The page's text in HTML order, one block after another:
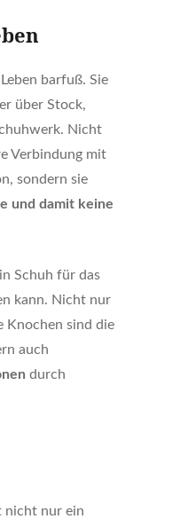
barfuß. Sie
über Stock,
Nicht
Verbindung mit
sondern sie
und damit keine
Schuh für das
kann. Nicht nur
Knochen sind die
auch
durch
nicht nur ein